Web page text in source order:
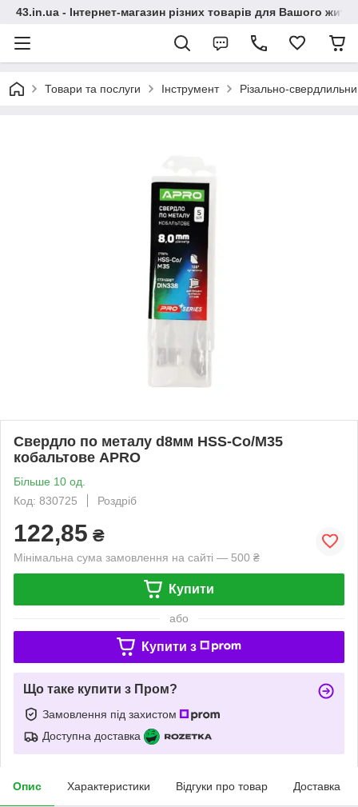
43.in.ua - Інтернет-магазин різних товарів для Вашого
Товари та послуги Інструмент Різально-
Свердло по металу d8мм HSS-Co/M35
кобальтове APRO
Більше 10 од.
Код: 830725
Роздріб
122,85 ₴
Мінімальна сума замовлення на сайті — 500 ₴
Купити
або
Купити з
Що таке купити з Пром?
Замовлення під захистом
Доступна доставка
Опис Характеристики Відгуки про товар Доставка